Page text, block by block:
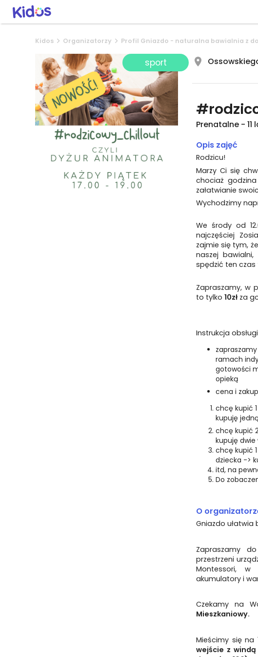
Kidos Organizatorzy Profil Gniazdo - naturalna bawialnia z
sport
Prenatalne - 11
Opis zajęć
Rodzicu!
Marzy Ci się
chociaż godzina
załatwianie
Wychodzimy
We środy od
najczęściej
zajmie się tym,
naszej
spędzić ten czas
Zapraszamy, w
to tylko 10złza
Instrukcja
ramach
gotowości
opieką
cena i
chcę kupić
kupuję
chcę kupić
kupuję dwie
chcę kupić
dziecka ->
itd, na
Do
O
Gniazdo ułatwia
Zapraszamy
przestrzeni
Montessori,
akumulatory i
Czekamy na
Mieszkaniowy.
Mieścimy się na
wejście z